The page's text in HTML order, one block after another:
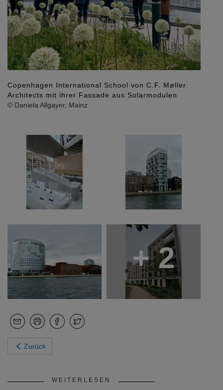
Copenhagen International School von C.F. Møller
Architects mit ihrer Fassade aus Solarmodulen
© Daniela Allgayer, Mainz
+ 2
Zurück
WEITERLESEN